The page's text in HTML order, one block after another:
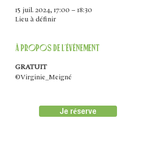
15 juil. 2024, 17:00 – 18:30
Lieu à définir
À propos de l'événement
GRATUIT
©Virginie_Meigné
Je réserve